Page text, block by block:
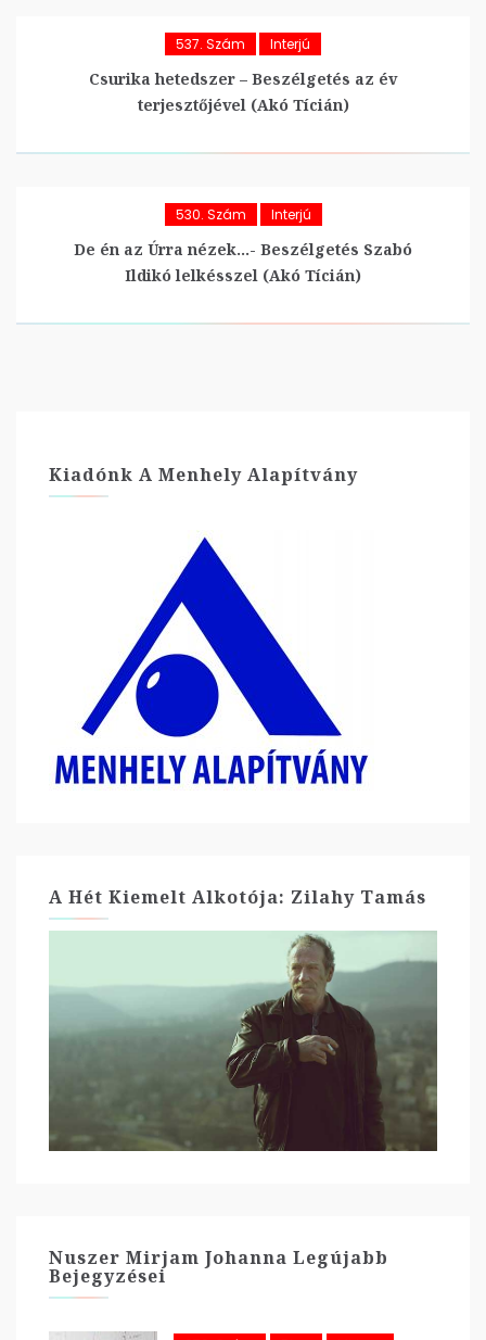
537. Szám Interjú
Csurika hetedszer – Beszélgetés az év
terjesztőjével (Akó Tícián)
530. Szám Interjú
De én az Úrra nézek…- Beszélgetés Szabó
Ildikó lelkésszel (Akó Tícián)
Kiadónk A Menhely Alapítvány
A Hét Kiemelt Alkotója: Zilahy Tamás
Nuszer Mirjam Johanna Legújabb
Bejegyzései